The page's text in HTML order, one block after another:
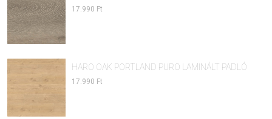
17.990 Ft
HARO OAK PORTLAND PURO LAMINÁLT PADLÓ
17.990 Ft